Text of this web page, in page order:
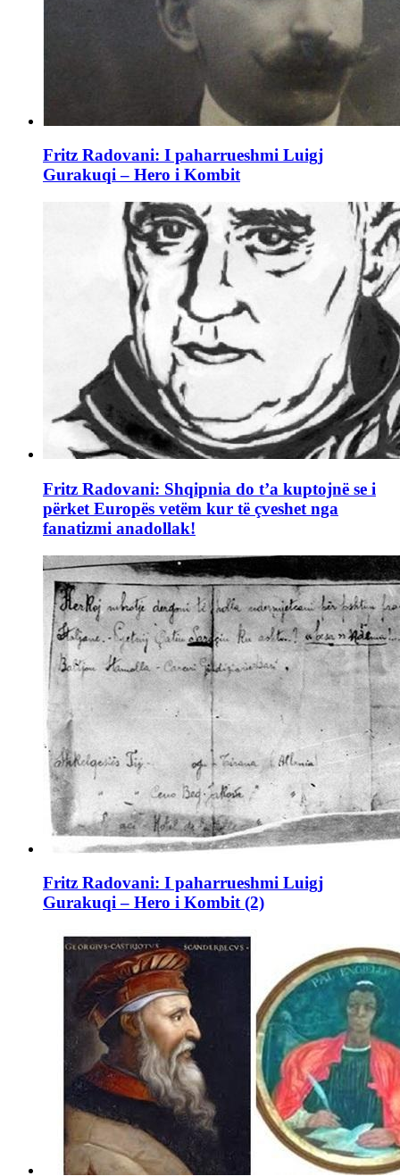
Fritz Radovani: I paharrueshmi Luigj
Gurakuqi – Hero i Kombit
Fritz Radovani: Shqipnia do t’a kuptojnë se i
përket Europës vetëm kur të çveshet nga
fanatizmi anadollak!
Fritz Radovani: I paharrueshmi Luigj
Gurakuqi – Hero i Kombit (2)